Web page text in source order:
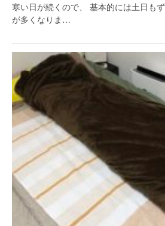
寒い日が続くので、 基本的には土日も
が多くなりま…